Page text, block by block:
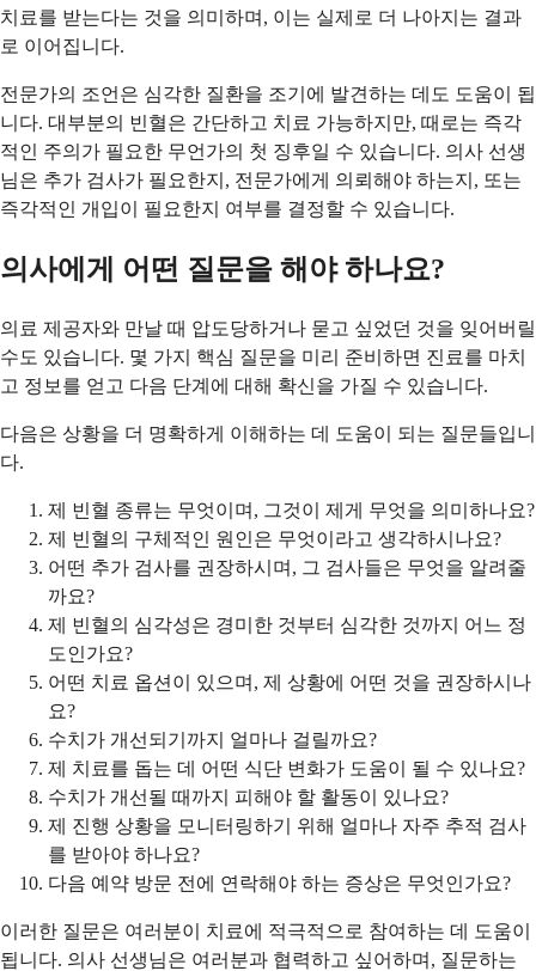
치료를 받는다는 것을 의미하며, 이는 실제로 더 나아지는 결과
로 이어집니다.
전문가의 조언은 심각한 질환을 조기에 발견하는 데도 도움이 됩
니다. 대부분의 빈혈은 간단하고 치료 가능하지만, 때로는 즉각
적인 주의가 필요한 무언가의 첫 징후일 수 있습니다. 의사 선생
님은 추가 검사가 필요한지, 전문가에게 의뢰해야 하는지, 또는
즉각적인 개입이 필요한지 여부를 결정할 수 있습니다.
의사에게 어떤 질문을 해야 하나요?
의료 제공자와 만날 때 압도당하거나 묻고 싶었던 것을 잊어버릴
수도 있습니다. 몇 가지 핵심 질문을 미리 준비하면 진료를 마치
고 정보를 얻고 다음 단계에 대해 확신을 가질 수 있습니다.
다음은 상황을 더 명확하게 이해하는 데 도움이 되는 질문들입니
다.
제 빈혈 종류는 무엇이며, 그것이 제게 무엇을 의미하나요?
제 빈혈의 구체적인 원인은 무엇이라고 생각하시나요?
어떤 추가 검사를 권장하시며, 그 검사들은 무엇을 알려줄
까요?
제 빈혈의 심각성은 경미한 것부터 심각한 것까지 어느 정
도인가요?
어떤 치료 옵션이 있으며, 제 상황에 어떤 것을 권장하시나
요?
수치가 개선되기까지 얼마나 걸릴까요?
제 치료를 돕는 데 어떤 식단 변화가 도움이 될 수 있나요?
수치가 개선될 때까지 피해야 할 활동이 있나요?
제 진행 상황을 모니터링하기 위해 얼마나 자주 추적 검사
를 받아야 하나요?
다음 예약 방문 전에 연락해야 하는 증상은 무엇인가요?
이러한 질문은 여러분이 치료에 적극적으로 참여하는 데 도움이
됩니다. 의사 선생님은 여러분과 협력하고 싶어하며, 질문하는